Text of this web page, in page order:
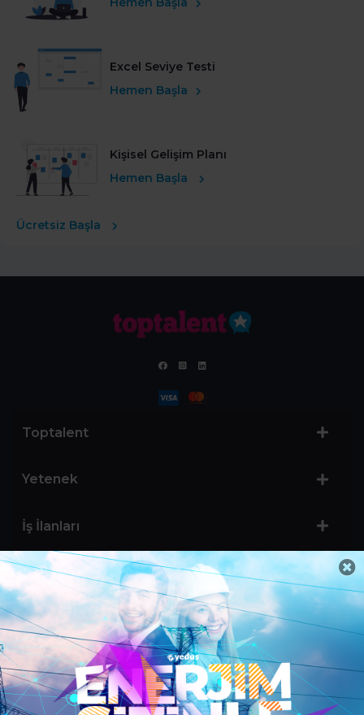
Excel Seviye Testi
Hemen Başla
Kişisel Gelişim Planı
Hemen Başla
Ücretsiz Başla
Toptalent
Yetenek
İş İlanları
Sertifika Programları
Yetenek Testleri
İşveren